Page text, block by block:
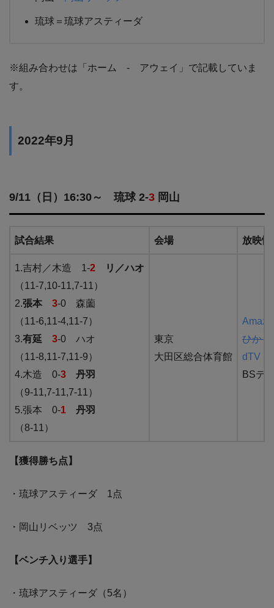
琉球＝琉球アスティーダ
※組み合わせは「ホーム - アウェイ」で記載していま
す。
2022年9月
9/11（日）16:30～ 琉球 2-3 岡山
試合結果 会場 放映情
1.吉村／木造 1-2 リ／ハオ
（11-7,10-11,7-11）
2.張本 3-0 森薗
（11-6,11-4,11-7）
3.有延 3-0 ハオ
（11-8,11-7,11-9）
4.木造 0-3 丹羽
（9-11,7-11,7-11）
5.張本 0-1 丹羽
（8-11）
東京
大田区総合体育館
ひかり
dTV
BSテ
【獲得勝ち点】
・琉球アスティーダ 1点
・岡山リベッツ 3点
【ベンチ入り選手】
・琉球アスティーダ（5名）